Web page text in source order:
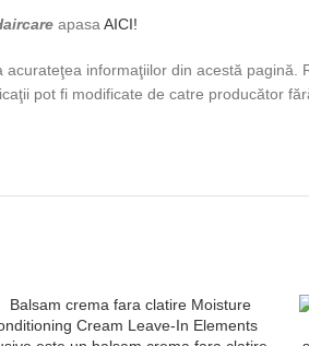
apasa AICI!
informaţiilor din acestă
pot fi modificate de catre producător